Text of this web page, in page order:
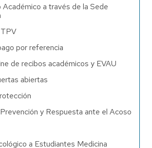
a través de la Sede
por referencia
de recibos académicos y EVAU
abiertas
y Respuesta ante el Acoso
a Estudiantes Medicina